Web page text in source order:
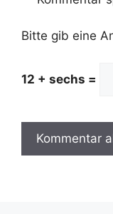
Bitte gib eine
12 + sechs =